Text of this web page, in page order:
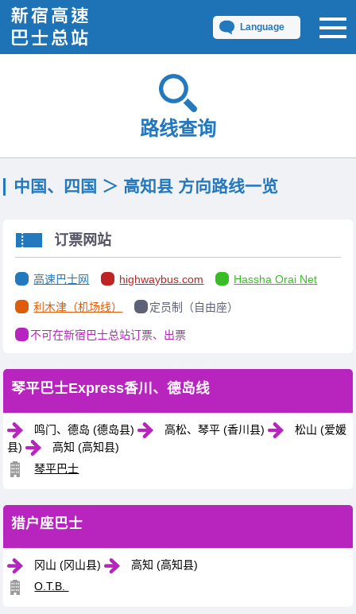
Language
路线查询
中国、四国 ＞ 高知县 方向路线一览
订票网站
高速巴士网 highwaybus.com Hassha Orai Net
利木津（机场线） 定员制（自由座）
不可在新宿巴士总站订票、出票
琴平巴士Express香川、德岛线
鸣门、德岛 (德岛县) 高松、琴平 (香川县)
松山 (爱媛
县)
高知 (高知县)
琴平巴士
猎户座巴士
冈山 (冈山县)
高知 (高知县)
O.T.B.